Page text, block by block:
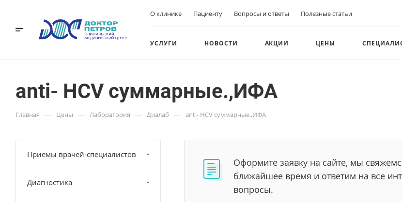
О клинике Пациенту Вопросы и ответы Полезные статьи
УСЛУГИ НОВОСТИ АКЦИИ ЦЕНЫ
anti- НСV суммарные.,ИФА
Главная — Цены — Лаборатория — Диалаб — anti- НСV суммарные.,ИФА
Оформите заявку на сайте, мы
ближайшее время и ответим на все
вопросы.
Приемы врачей-специалистов
Диагностика